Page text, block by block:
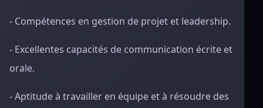
- Compétences en gestion de projet et leadership.
- Excellentes capacités de communication écrite et
orale.
- Aptitude à travailler en équipe et à résoudre des